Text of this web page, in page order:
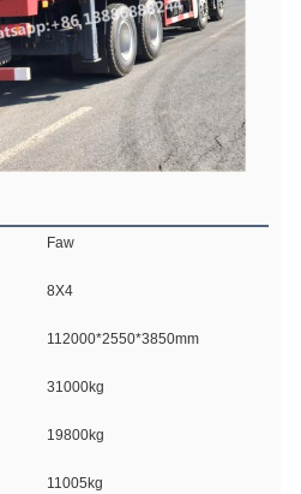
Faw
8X4
112000*2550*3850mm
31000kg
19800kg
11005kg